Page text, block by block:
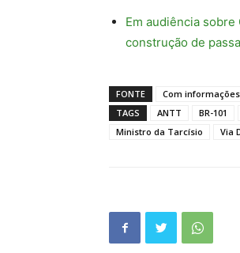
Em audiência
construção de
FONTE
Com
TAGS
ANTT BR-101
Ministro da Tarcísio
Via